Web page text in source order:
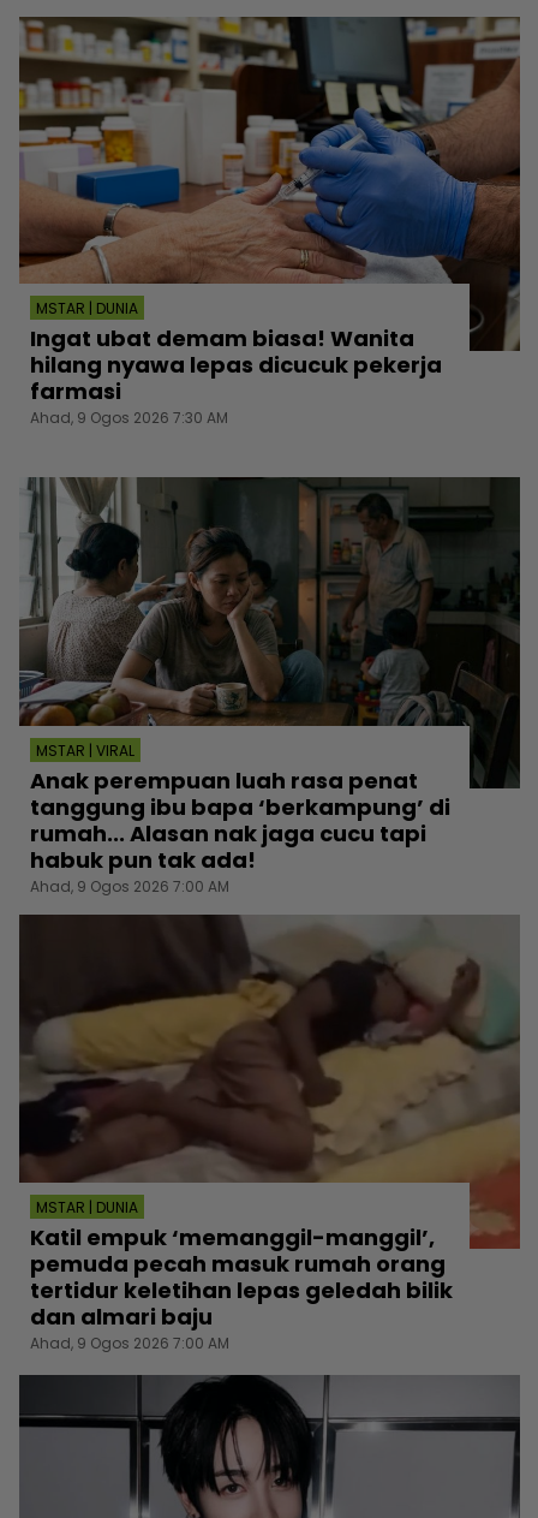
MSTAR | DUNIA
Ingat ubat demam biasa! Wanita
hilang nyawa lepas dicucuk pekerja
farmasi
Ahad, 9 Ogos 2026 7:30 AM
MSTAR | VIRAL
Anak perempuan luah rasa penat
tanggung ibu bapa ‘berkampung’ di
rumah... Alasan nak jaga cucu tapi
habuk pun tak ada!
Ahad, 9 Ogos 2026 7:00 AM
MSTAR | DUNIA
Katil empuk ‘memanggil-manggil’,
pemuda pecah masuk rumah orang
tertidur keletihan lepas geledah bilik
dan almari baju
Ahad, 9 Ogos 2026 7:00 AM